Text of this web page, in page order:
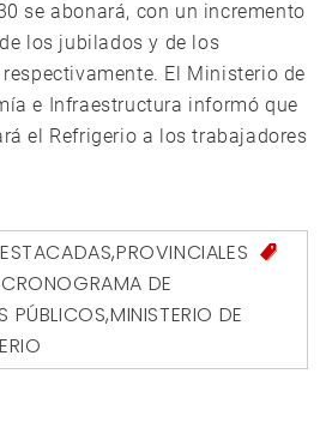
se abonará, con un incremento
los jubilados y de los
El Ministerio de
e Infraestructura informó que
el Refrigerio a los trabajadores
,PROVINCIALES
CRONOGRAMA DE
PÚBLICOS,MINISTERIO DE